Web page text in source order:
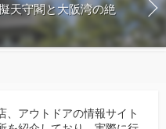
天守閣と大阪湾の絶
、アウトドアの情報サイト